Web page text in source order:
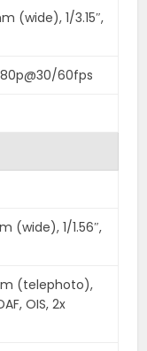
(wide), 1/3.15″,
60fps
(wide), 1/1.56″,
(telephoto),
OIS, 2x